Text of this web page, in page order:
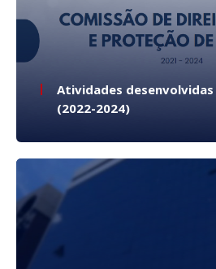
Atividades desenvolvidas
(2022-2024)